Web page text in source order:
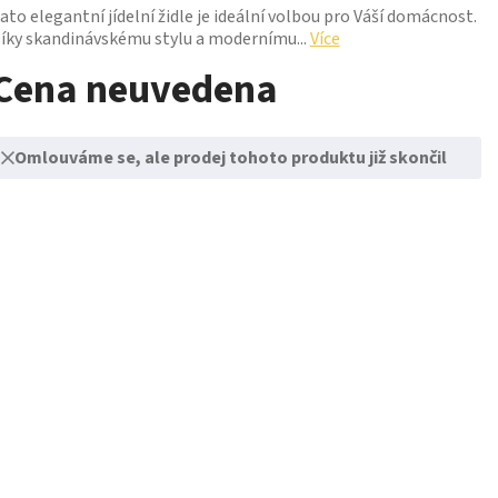
elegantní jídelní židle je ideální volbou pro Váší domácnost.
skandinávskému stylu a modernímu...Více
neuvedena
Omlouváme se, ale prodej tohoto produktu již skončil